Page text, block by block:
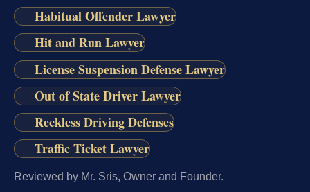
Habitual Offender Lawyer
Hit and Run Lawyer
License Suspension Defense Lawyer
Out of State Driver Lawyer
Reckless Driving Defenses
Traffic Ticket Lawyer
Reviewed by Mr. Sris, Owner and Founder.